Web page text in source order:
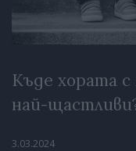
Къде хората с
най-
3.03.2024